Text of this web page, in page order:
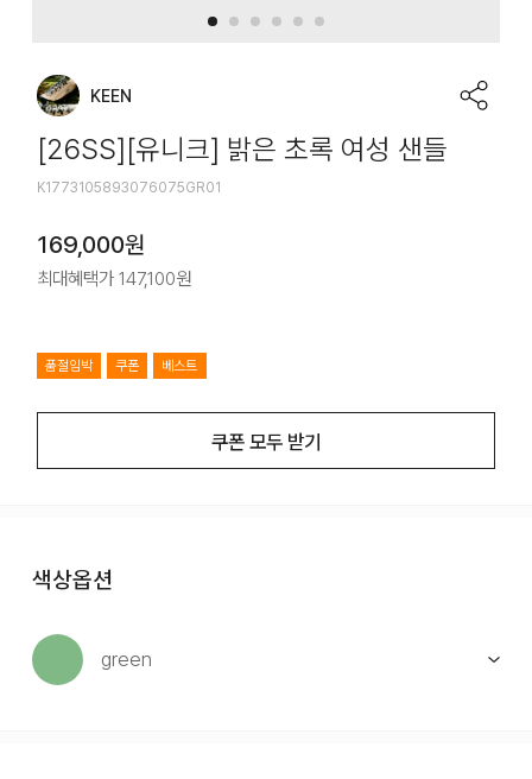
KEEN
[26SS][유니크] 밝은 초록 여성 샌들
K1773105893076075GR01
169,000원
최대혜택가147,100원
품절임박 쿠폰 베스트
쿠폰 모두 받기
색상옵션
green